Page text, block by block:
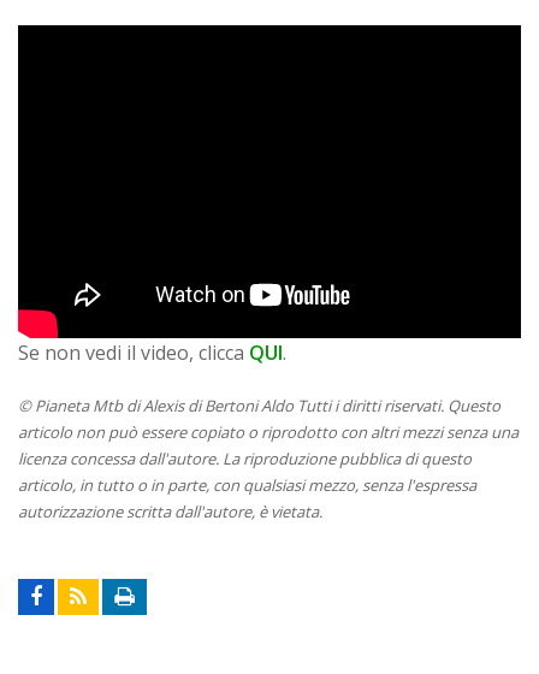
Se non vedi il video, clicca QUI.
© Pianeta Mtb di Alexis di Bertoni Aldo Tutti i diritti riservati. Questo
articolo non può essere copiato o riprodotto con altri mezzi senza una
licenza concessa dall'autore. La riproduzione pubblica di questo
articolo, in tutto o in parte, con qualsiasi mezzo, senza l'espressa
autorizzazione scritta dall'autore, è vietata.